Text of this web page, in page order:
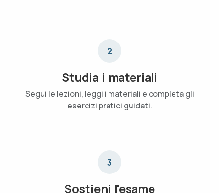
2
Studia i materiali
Segui le lezioni, leggi i materiali e completa gli
esercizi pratici guidati.
3
Sostieni l'esame